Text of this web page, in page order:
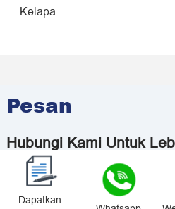
Kelapa
Pesan
Hubungi Kami Untuk
Penawaran
Silakan Hubungi Kami
Disesuaikan
Dapatkan